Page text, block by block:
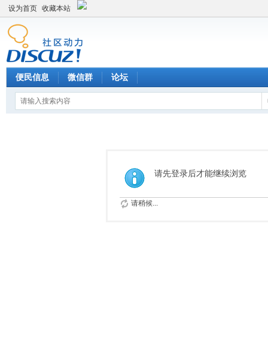
设为首页 收藏本站
便民信息 微信群 论坛
请先登录后才能继续浏览
请稍候...